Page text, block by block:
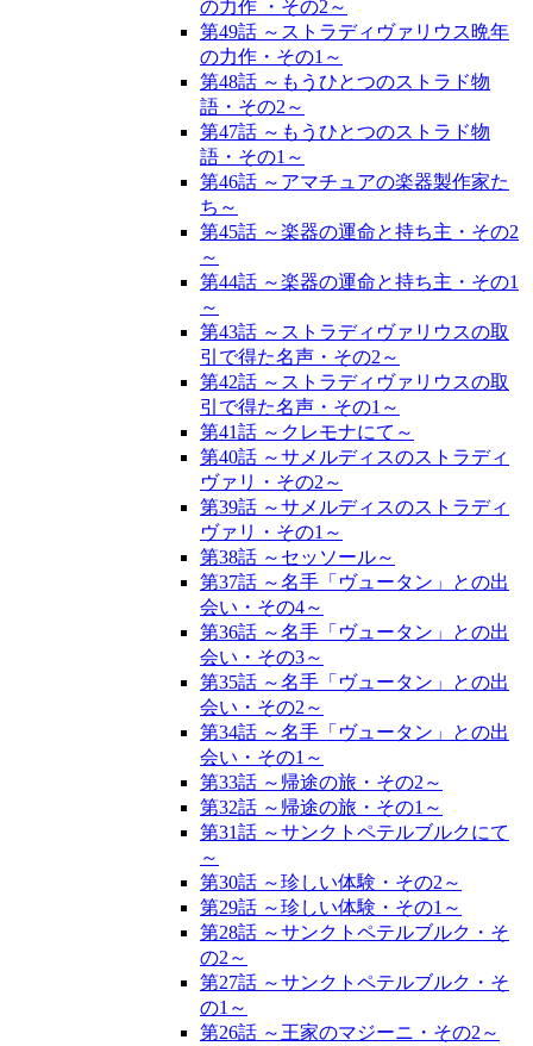
の力作 ・その2～
第49話 ～ストラディヴァリウス晩年
の力作・その1～
第48話 ～もうひとつのストラド物
語・その2～
第47話 ～もうひとつのストラド物
語・その1～
第46話 ～アマチュアの楽器製作家た
ち～
第45話 ～楽器の運命と持ち主・その2
～
第44話 ～楽器の運命と持ち主・その1
～
第43話 ～ストラディヴァリウスの取
引で得た名声・その2～
第42話 ～ストラディヴァリウスの取
引で得た名声・その1～
第41話 ～クレモナにて～
第40話 ～サメルディスのストラディ
ヴァリ・その2～
第39話 ～サメルディスのストラディ
ヴァリ・その1～
第38話 ～セッソール～
第37話 ～名手「ヴュータン」との出
会い・その4～
第36話 ～名手「ヴュータン」との出
会い・その3～
第35話 ～名手「ヴュータン」との出
会い・その2～
第34話 ～名手「ヴュータン」との出
会い・その1～
第33話 ～帰途の旅・その2～
第32話 ～帰途の旅・その1～
第31話 ～サンクトペテルブルクにて
～
第30話 ～珍しい体験・その2～
第29話 ～珍しい体験・その1～
第28話 ～サンクトペテルブルク・そ
の2～
第27話 ～サンクトペテルブルク・そ
の1～
第26話 ～王家のマジーニ・その2～